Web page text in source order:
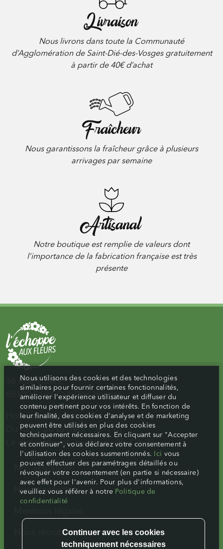
Livraison
Nous livrons dans toute la Communauté
d’Agglomération de Saint-Dié-des-Vosges gratuitement
à partir de 40€ d’achat
Fraîcheur
Nous garantissons la fraîcheur grâce à plusieurs
arrivages par semaine
Artisanal
Notre boutique est remplie de valeurs dont
l’importance de la fabrication française est très
présente
36 Rue Thiers,
88100 Saint-Dié-Des-Vosges
Horaires d’ouverture :
Du lundi au samedi : 9h-19h
Le dimanche et jour férié : 9h-12h30
Nos actualités
Nous contacter
Nous recrutons
Nous utilisons des cookies et des technologies
similaires pour fournir certaines fonctionnalités,
améliorer l'expérience utilisateur et diffuser du
contenu pertinent pour vos intérêts. En fonction de
leur finalité, des cookies d'analyse et de marketing
peuvent être utilisés en plus des cookies
techniquement nécessaires. En cliquant sur "Accepter
et continuer", vous déclarez votre consentement à
l'utilisation des cookies susmentionnés.
Ici vous
pouvez effectuer des paramétrages détaillés ou
révoquer votre consentement (en partie si nécessaire)
avec effet pour l'avenir. Pour plus d'informations,
veuillez vous référer à notre Politique de
confidentialité